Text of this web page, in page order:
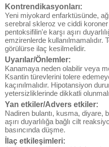
Kontrendikasyonları:
Yeni miyokard enfarktüsünde,
serebral skleroz ve ciddi
pentoksifilin'e karşı aşırı
emzirenlerde kullanılmamalıdır.
görülürse ilaç kesilmelidir.
Uyarılar/Önlemler:
Kanamaya neden olabilir veya
Ksantin türevlerini tolere
kaçınılmalıdır. Hipotansiyon
yetersizliklerinde dikkatli
Yan etkiler/Advers etkiler:
Nadiren bulantı, kusma, diyare,
aşırı duyarlılığa bağlı cilt
basıncında düşme.
İlaç etkileşimleri: